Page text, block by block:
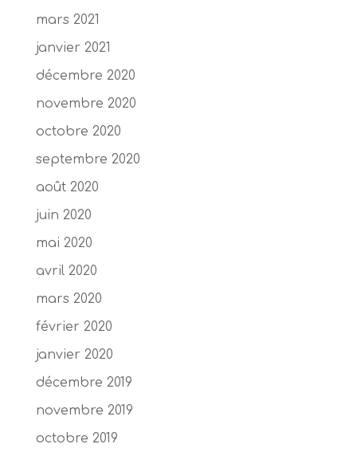
mars 2021
janvier 2021
décembre 2020
novembre 2020
octobre 2020
septembre 2020
août 2020
juin 2020
mai 2020
avril 2020
mars 2020
février 2020
janvier 2020
décembre 2019
novembre 2019
octobre 2019